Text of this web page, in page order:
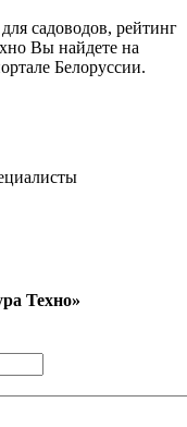
садоводов, рейтинг
Вы найдете на
Белоруссии.
Техно»